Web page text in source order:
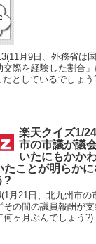
月9日、外務省は
交際を経験した割合
としているでしょ
楽天クイズ1/
市の市議が議
いたにもかか
たことが明らか
?
月21日、北九州市
その間の議員報酬が
何ヶ月ぶんでしょう